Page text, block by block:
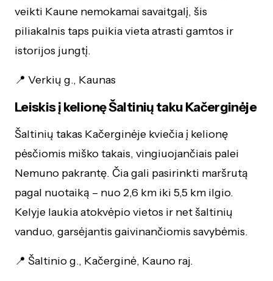
veikti Kaune nemokamai savaitgalį, šis
piliakalnis taps puikia vieta atrasti gamtos ir
istorijos jungtį.
📍 Verkių g., Kaunas
Leiskis į kelionę Šaltinių taku Kačerginėje
Šaltinių takas Kačerginėje kviečia į kelionę
pėsčiomis miško takais, vingiuojančiais palei
Nemuno pakrantę. Čia gali pasirinkti maršrutą
pagal nuotaiką – nuo 2,6 km iki 5,5 km ilgio.
Kelyje laukia atokvėpio vietos ir net šaltinių
vanduo, garsėjantis gaivinančiomis savybėmis.
📍 Šaltinio g., Kačerginė, Kauno raj.